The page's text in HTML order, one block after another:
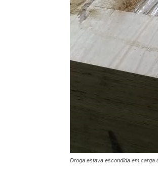
Droga estava escondida em carga